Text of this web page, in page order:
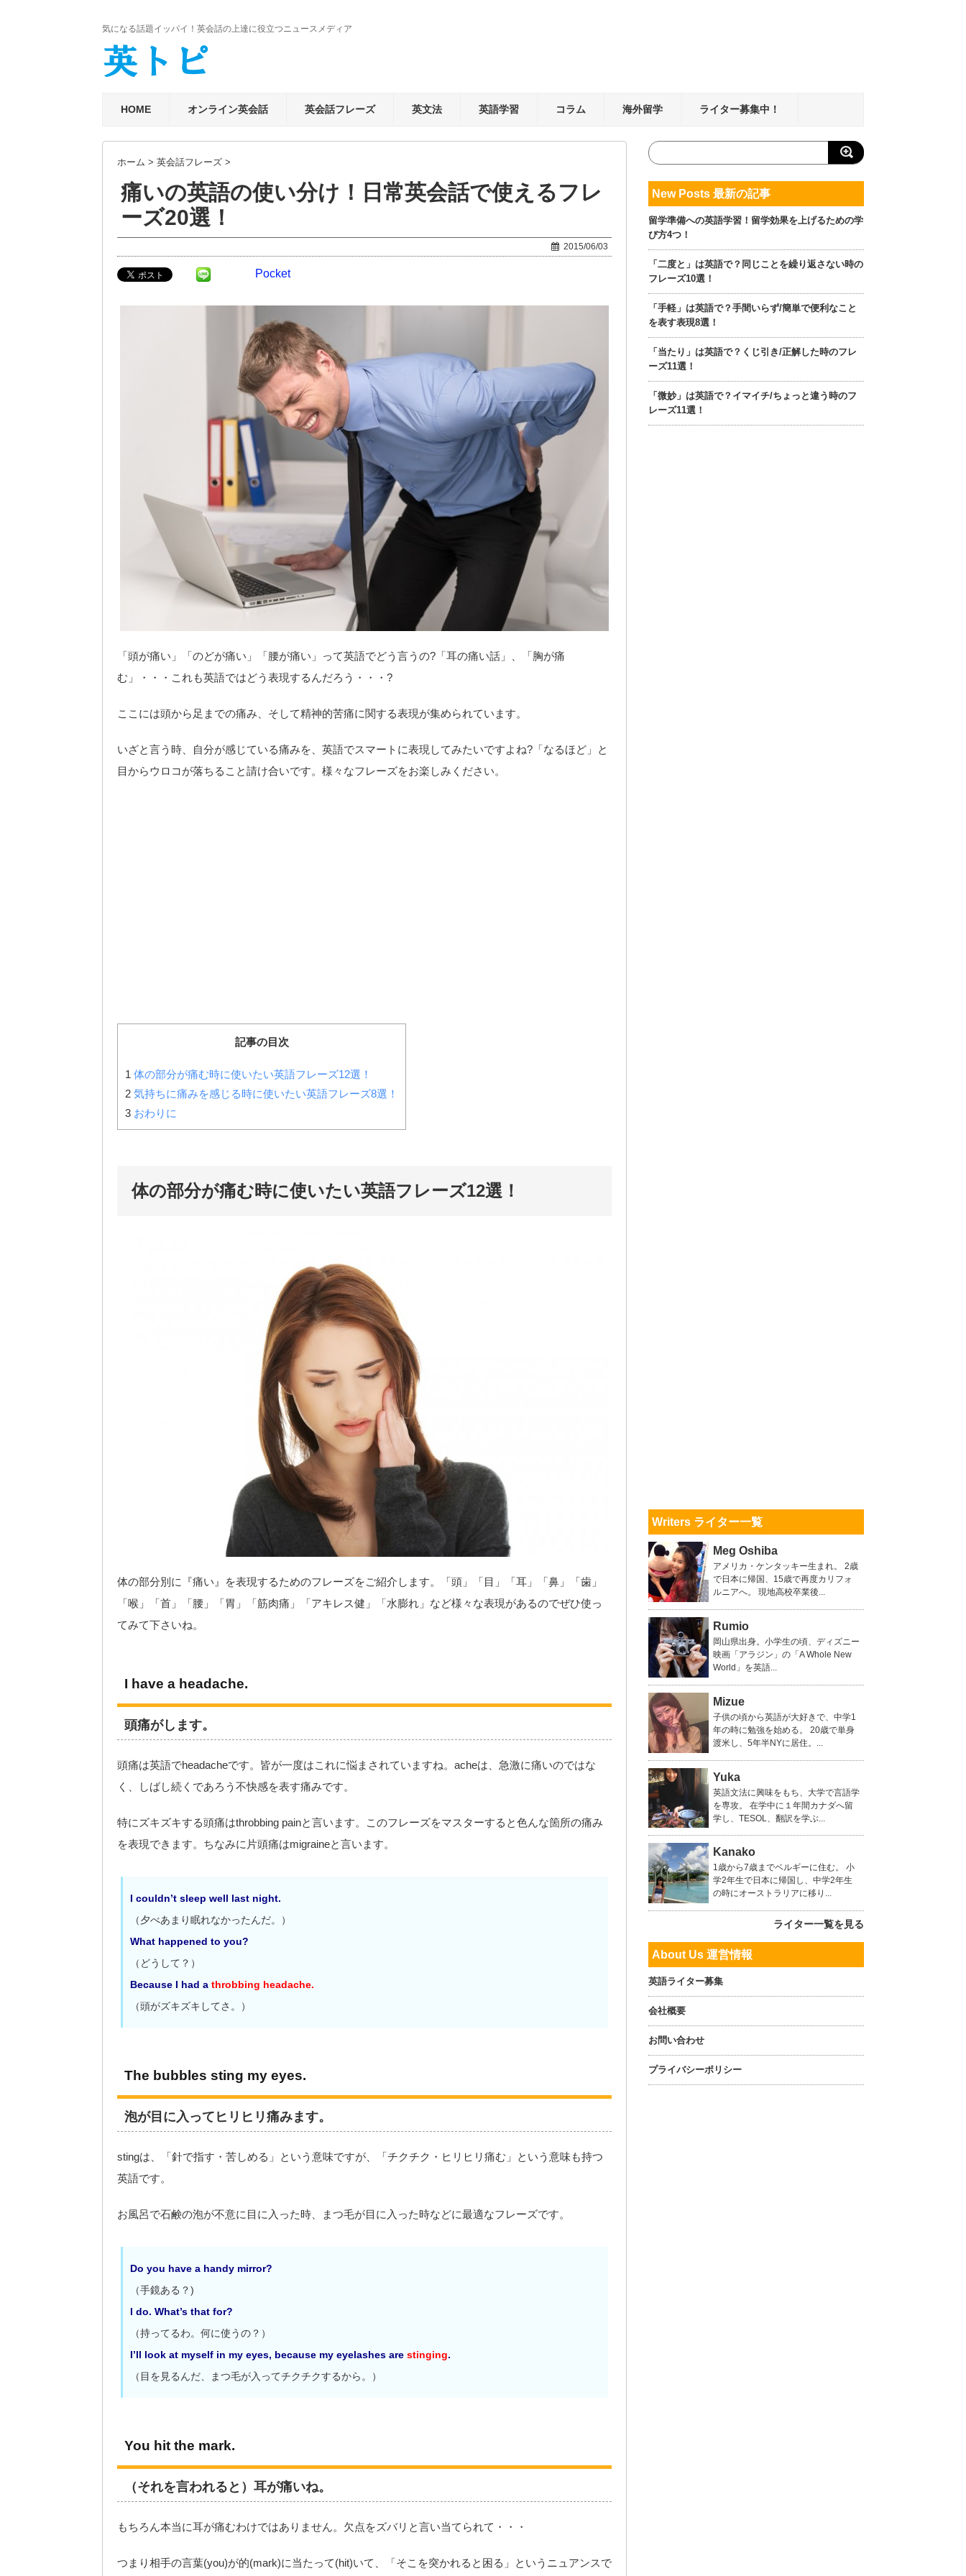
気になる話題イッパイ！英会話の上達に役立つニュースメディア
HOME オンライン英会話 英会話フレーズ 英文法 英語学習 コラム 海外留学 ライター募集中！
ホーム > 英会話フレーズ >
痛いの英語の使い分け！日常英会話で使えるフレ
ーズ20選！
2015/06/03
Pocket
「頭が痛い」「のどが痛い」「腰が痛い」って英語でどう言うの?「耳の痛い話」、「胸が痛
む」・・・これも英語ではどう表現するんだろう・・・?
ここには頭から足までの痛み、そして精神的苦痛に関する表現が集められています。
いざと言う時、自分が感じている痛みを、英語でスマートに表現してみたいですよね?「なるほど」と
目からウロコが落ちること請け合いです。様々なフレーズをお楽しみください。
記事の目次
1 体の部分が痛む時に使いたい英語フレーズ12選！
2 気持ちに痛みを感じる時に使いたい英語フレーズ8選！
3 おわりに
体の部分が痛む時に使いたい英語フレーズ12選！
体の部分別に『痛い』を表現するためのフレーズをご紹介します。「頭」「目」「耳」「鼻」「歯」
「喉」「首」「腰」「胃」「筋肉痛」「アキレス健」「水膨れ」など様々な表現があるのでぜひ使っ
てみて下さいね。
I have a headache.
頭痛がします。
頭痛は英語でheadacheです。皆が一度はこれに悩まされていますね。acheは、急激に痛いのではな
く、しばし続くであろう不快感を表す痛みです。
特にズキズキする頭痛はthrobbing painと言います。このフレーズをマスターすると色んな箇所の痛み
を表現できます。ちなみに片頭痛はmigraineと言います。
I couldn’t sleep well last night.
（夕べあまり眠れなかったんだ。）
What happened to you?
（どうして？）
Because I had a throbbing headache.
（頭がズキズキしてさ。）
The bubbles sting my eyes.
泡が目に入ってヒリヒリ痛みます。
stingは、「針で指す・苦しめる」という意味ですが、「チクチク・ヒリヒリ痛む」という意味も持つ
英語です。
お風呂で石鹸の泡が不意に目に入った時、まつ毛が目に入った時などに最適なフレーズです。
Do you have a handy mirror?
（手鏡ある？)
I do. What’s that for?
（持ってるわ。何に使うの？）
I’ll look at myself in my eyes, because my eyelashes are stinging.
（目を見るんだ、まつ毛が入ってチクチクするから。）
You hit the mark.
（それを言われると）耳が痛いね。
もちろん本当に耳が痛むわけではありません。欠点をズバリと言い当てられて・・・
つまり相手の言葉(you)が的(mark)に当たって(hit)いて、「そこを突かれると困る」というニュアンスで
New Posts 最新の記事
留学準備への英語学習！留学効果を上げるための学
び方4つ！
「二度と」は英語で？同じことを繰り返さない時の
フレーズ10選！
「手軽」は英語で？手間いらず/簡単で便利なこと
を表す表現8選！
「当たり」は英語で？くじ引き/正解した時のフレ
ーズ11選！
「微妙」は英語で？イマイチ/ちょっと違う時のフ
レーズ11選！
Writers ライター一覧
Meg Oshiba
アメリカ・ケンタッキー生まれ。 2歳
で日本に帰国、15歳で再度カリフォ
ルニアへ。 現地高校卒業後...
Rumio
岡山県出身。小学生の頃、ディズニー
映画「アラジン」の「A Whole New
World」を英語...
Mizue
子供の頃から英語が大好きで、中学1
年の時に勉強を始める。 20歳で単身
渡米し、5年半NYに居住。...
Yuka
英語文法に興味をもち、大学で言語学
を専攻。 在学中に１年間カナダへ留
学し、TESOL、翻訳を学ぶ...
Kanako
1歳から7歳までベルギーに住む。 小
学2年生で日本に帰国し、中学2年生
の時にオーストラリアに移り...
ライター一覧を見る
About Us 運営情報
英語ライター募集
会社概要
お問い合わせ
プライバシーポリシー